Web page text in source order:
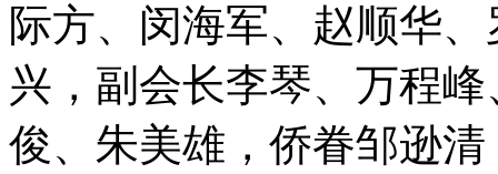
际方、闵海军、赵顺华
兴，副会长李琴、万程
俊、朱美雄，侨眷邹逊